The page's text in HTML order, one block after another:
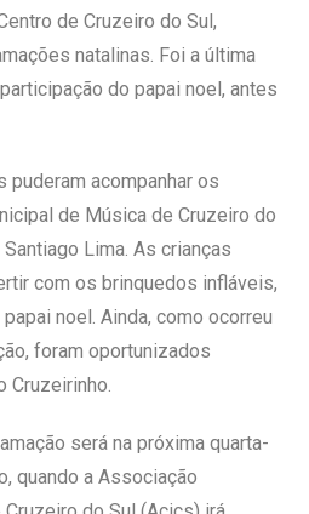
de Cruzeiro do Sul,
natalinas. Foi a última
do papai noel, antes
puderam acompanhar os
de Música de Cruzeiro do
Lima. As crianças
com os brinquedos infláveis,
noel. Ainda, como ocorreu
foram oportunizados
será na próxima quarta-
quando a Associação